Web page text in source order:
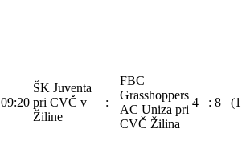
09:20
ŠK Juventa
pri CVČ v
Žiline
:
FBC
Grasshoppers
AC Uniza pri
CVČ Žilina
4 : 8